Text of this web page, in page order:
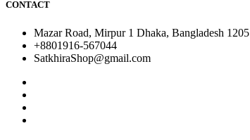
CONTACT
Mazar Road, Mirpur 1 Dhaka, Bangladesh 1205
+8801916-567044
SatkhiraShop@gmail.com